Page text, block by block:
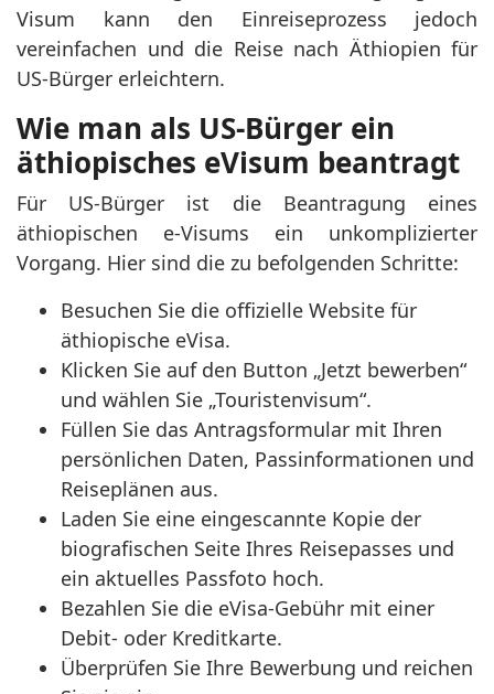
Visum kann den Einreiseprozess jedoch
vereinfachen und die Reise nach Äthiopien für
US-Bürger erleichtern.
Wie man als US-Bürger ein
äthiopisches eVisum beantragt
Für US-Bürger ist die Beantragung eines
äthiopischen e-Visums ein unkomplizierter
Vorgang. Hier sind die zu befolgenden Schritte:
Besuchen Sie die offizielle Website für
äthiopische eVisa.
Klicken Sie auf den Button „Jetzt bewerben“
und wählen Sie „Touristenvisum“.
Füllen Sie das Antragsformular mit Ihren
persönlichen Daten, Passinformationen und
Reiseplänen aus.
Laden Sie eine eingescannte Kopie der
biografischen Seite Ihres Reisepasses und
ein aktuelles Passfoto hoch.
Bezahlen Sie die eVisa-Gebühr mit einer
Debit- oder Kreditkarte.
Überprüfen Sie Ihre Bewerbung und reichen